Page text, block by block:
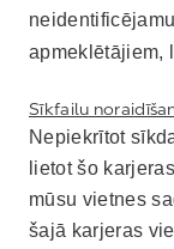
apmeklētājiem,
Sīkfailu
Nepiekrītot
lietot šo
mūsu vietnes
šajā karjeras